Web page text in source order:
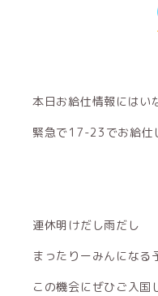
本日お給仕情報にはい
緊急で17-23でお給仕
連休明けだし雨だし
まったりーみんになる
この機会にぜひご入国